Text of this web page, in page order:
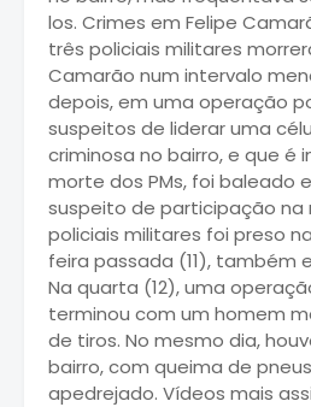
los. Crimes em Felipe
três policiais militares
Camarão num intervalo
depois, em uma operação
suspeitos de liderar uma
criminosa no bairro, e que é
morte dos PMs, foi baleado
suspeito de participação na
policiais militares foi preso
feira passada (11), também
Na quarta (12), uma
terminou com um homem
de tiros. No mesmo dia,
bairro, com queima de
apedrejado. Vídeos mais